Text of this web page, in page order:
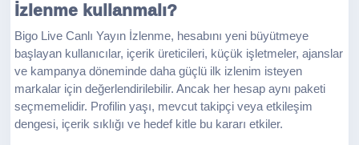
İzlenme kullanmalı?
Bigo Live Canlı Yayın İzlenme, hesabını yeni büyütmeye
başlayan kullanıcılar, içerik üreticileri, küçük işletmeler, ajanslar
ve kampanya döneminde daha güçlü ilk izlenim isteyen
markalar için değerlendirilebilir. Ancak her hesap aynı paketi
seçmemelidir. Profilin yaşı, mevcut takipçi veya etkileşim
dengesi, içerik sıklığı ve hedef kitle bu kararı etkiler.